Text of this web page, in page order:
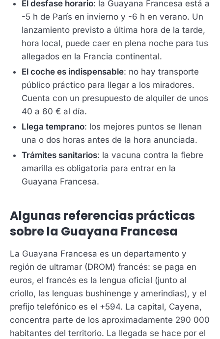
El desfase horario: la Guayana Francesa está a
-5 h de París en invierno y -6 h en verano. Un
lanzamiento previsto a última hora de la tarde,
hora local, puede caer en plena noche para tus
allegados en la Francia continental.
El coche es indispensable: no hay transporte
público práctico para llegar a los miradores.
Cuenta con un presupuesto de alquiler de unos
40 a 60 € al día.
Llega temprano: los mejores puntos se llenan
una o dos horas antes de la hora anunciada.
Trámites sanitarios: la vacuna contra la fiebre
amarilla es obligatoria para entrar en la
Guayana Francesa.
Algunas referencias prácticas
sobre la Guayana Francesa
La Guayana Francesa es un departamento y
región de ultramar (DROM) francés: se paga en
euros, el francés es la lengua oficial (junto al
criollo, las lenguas bushinenge y amerindias), y el
prefijo telefónico es el +594. La capital, Cayena,
concentra parte de los aproximadamente 290 000
habitantes del territorio. La llegada se hace por el